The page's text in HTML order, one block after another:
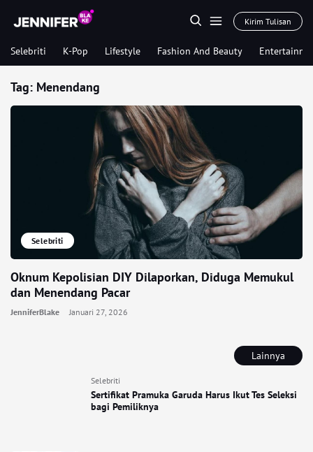
Kirim Tulisan
Selebriti K-Pop Lifestyle Fashion And Beauty
Lainnya
Selebriti
Sertifikat Pramuka Garuda Harus Ikut Tes Seleksi
bagi Pemiliknya
Tag: Menendang
Selebriti
Oknum Kepolisian DIY Dilaporkan, Diduga Memukul
dan Menendang Pacar
JenniferBlake Januari 27, 2026